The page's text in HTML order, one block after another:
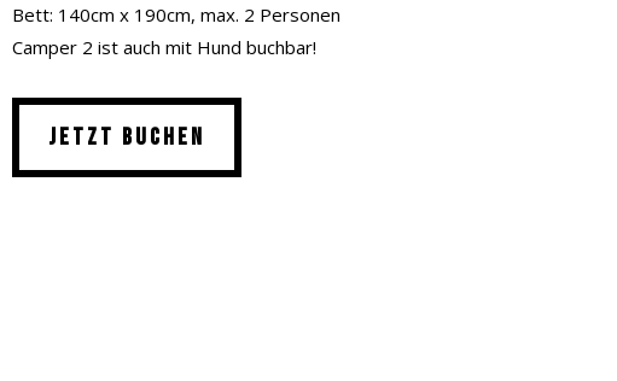
Bett: 140cm x 190cm, max. 2 Personen
Camper 2 ist auch mit Hund buchbar!
jetzt buchen